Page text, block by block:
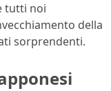
tutti noi
della
sorprendenti.